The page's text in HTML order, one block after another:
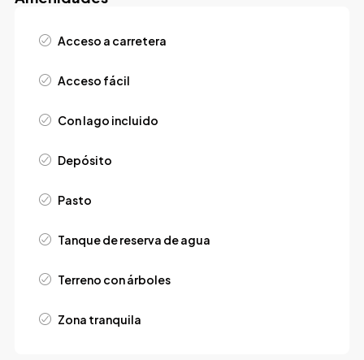
Acceso a carretera
Acceso fácil
Con lago incluido
Depósito
Pasto
Tanque de reserva de agua
Terreno con árboles
Zona tranquila